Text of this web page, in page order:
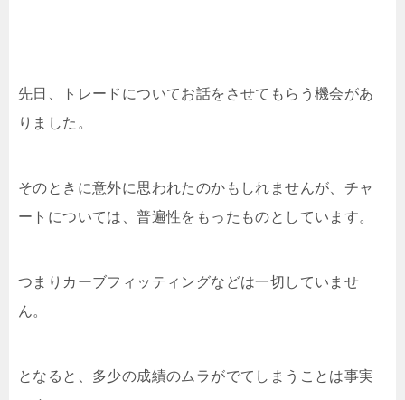
先日、トレードについてお話をさせてもらう機会があ
りました。
そのときに意外に思われたのかもしれませんが、チャ
ートについては、普遍性をもったものとしています。
つまりカーブフィッティングなどは一切していませ
ん。
となると、多少の成績のムラがでてしまうことは事実